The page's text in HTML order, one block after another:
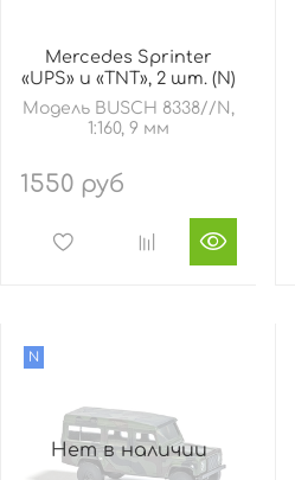
Mercedes Sprinter
«UPS» и «TNT», 2 шт. (N)
Модель BUSCH 8338//N,
1:160, 9 мм
1550 руб
Нет в наличии
N